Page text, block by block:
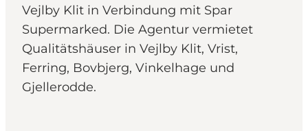
Vejlby Klit in Verbindung mit Spar
Supermarked. Die Agentur vermietet
Qualitätshäuser in Vejlby Klit, Vrist,
Ferring, Bovbjerg, Vinkelhage und
Gjellerodde.